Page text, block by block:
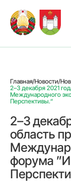
Главная/Новости/
2–3 декабря 2021
Международного
Перспективы.“
2–3
область
форума